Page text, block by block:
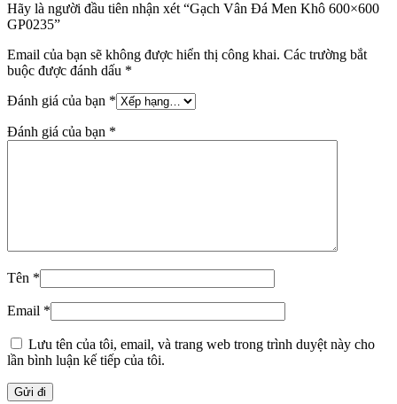
Hãy là người đầu tiên nhận xét “Gạch Vân Đá Men Khô 600×600
GP0235”
Email của bạn sẽ không được hiển thị công khai. Các trường bắt
buộc được đánh dấu *
Đánh giá của bạn *
Đánh giá của bạn *
Tên *
Email *
Lưu tên của tôi, email, và trang web trong trình duyệt này cho
lần bình luận kế tiếp của tôi.